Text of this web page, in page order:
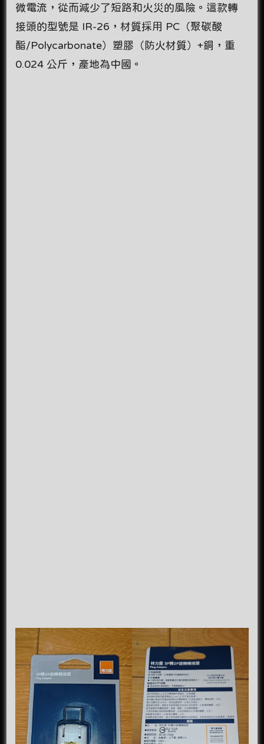
微電流，從而減少了短路和火災的風險。這款轉
接頭的型號是 IR-26，材質採用 PC（聚碳酸
酯/Polycarbonate）塑膠（防火材質）+銅，重
0.024 公斤，產地為中國。